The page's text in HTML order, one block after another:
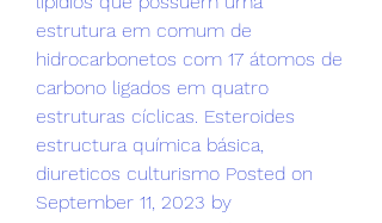
estrutura em comum de
hidrocarbonetos com 17 átomos de
carbono ligados em quatro
estruturas cíclicas. Esteroides
estructura química básica,
diureticos culturismo Posted on
September 11, 2023 by